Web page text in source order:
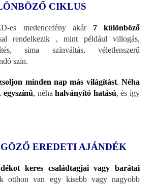
CIKLUS
es medencefény akár 7 különböző
rendelkezik , mint például villogás,
sima színváltás, véletlenszerű
szín.
minden nap más világítást.Néha
egyszínű, néhahalványító hatású, és így
EREDETI AJÁNDÉK
keres családtagjai vagy barátai
otthon van egy kisebb vagy nagyobb